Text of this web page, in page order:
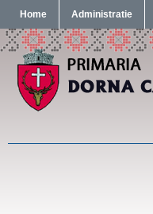
Home Administratie